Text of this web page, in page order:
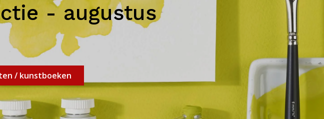
- augustus
/ kunstboeken